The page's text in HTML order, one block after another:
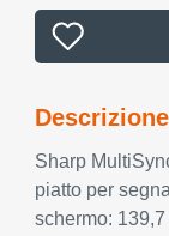
Descrizione
Sharp
piatto per
schermo: